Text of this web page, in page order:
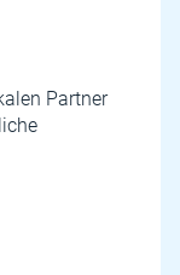
Partner